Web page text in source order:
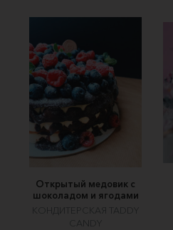
Открытый медовик с
шоколадом и ягодами
КОНДИТЕРСКАЯ TADDY
CANDY